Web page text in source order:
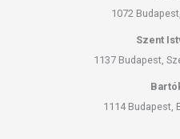
1072
Szent
1137 Budapest,
1114 Budapest,